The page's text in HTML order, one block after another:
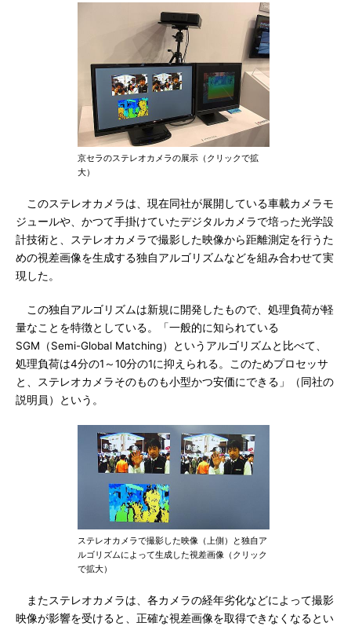
京セラのステレオカメラの展示（クリックで拡
大）
このステレオカメラは、現在同社が展開している車載カメラモ
ジュールや、かつて手掛けていたデジタルカメラで培った光学設
計技術と、ステレオカメラで撮影した映像から距離測定を行うた
めの視差画像を生成する独自アルゴリズムなどを組み合わせて実
現した。
この独自アルゴリズムは新規に開発したもので、処理負荷が軽
量なことを特徴としている。「一般的に知られている
SGM（Semi-Global Matching）というアルゴリズムと比べて、
処理負荷は4分の1～10分の1に抑えられる。このためプロセッサ
と、ステレオカメラそのものも小型かつ安価にできる」（同社の
説明員）という。
ステレオカメラで撮影した映像（上側）と独自ア
ルゴリズムによって生成した視差画像（クリック
で拡大）
またステレオカメラは、各カメラの経年劣化などによって撮影
映像が影響を受けると、正確な視差画像を取得できなくなるとい